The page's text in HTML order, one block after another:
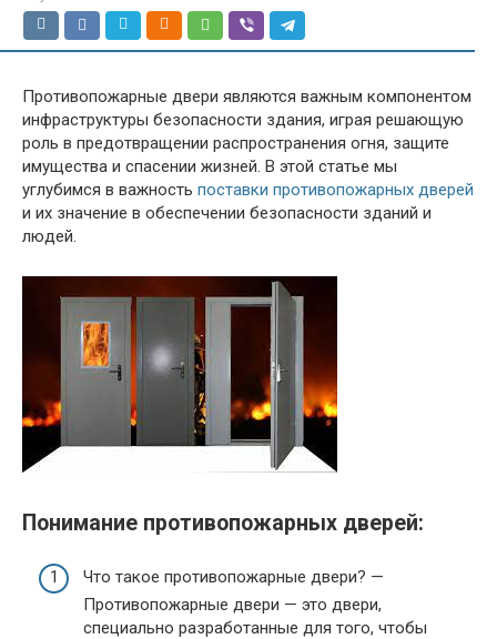
Противопожарные двери являются важным компонентом
инфраструктуры безопасности здания, играя решающую
роль в предотвращении распространения огня, защите
имущества и спасении жизней. В этой статье мы
углубимся в важность поставки противопожарных дверей
и их значение в обеспечении безопасности зданий и
людей.
Понимание противопожарных дверей:
Что такое противопожарные двери? —
Противопожарные двери — это двери,
специально разработанные для того, чтобы